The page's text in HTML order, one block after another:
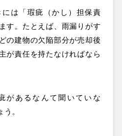
は「瑕疵（かし）担保責
す。たとえば、雨漏りがす
の建物の欠陥部分が売却後
が責任を持たなければなら
があるなんて聞いていな
。